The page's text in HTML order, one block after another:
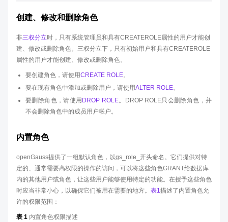
创建、修改和删除角色
非三权分立时，只有系统管理员和具有CREATEROLE属性的用户才能创
建、修改或删除角色。三权分立下，只有初始用户和具有CREATEROLE
属性的用户才能创建、修改或删除角色。
要创建角色，请使用CREATE ROLE。
要在现有角色中添加或删除用户，请使用ALTER ROLE。
要删除角色，请使用 DROP ROLE。DROP ROLE只会删除角色，并
不会删除角色中的成员用户帐户。
内置角色
openGauss提供了一组默认角色，以gs_role_开头命名。它们提供对特
定的、通常需要高权限的操作的访问，可以将这些角色GRANT给数据库
内的其他用户或角色，让这些用户能够使用特定的功能。在授予这些角色
时应当非常小心，以确保它们被用在需要的地方。 表1描述了内置角色允
许的权限范围：
表 1 内置角色权限描述